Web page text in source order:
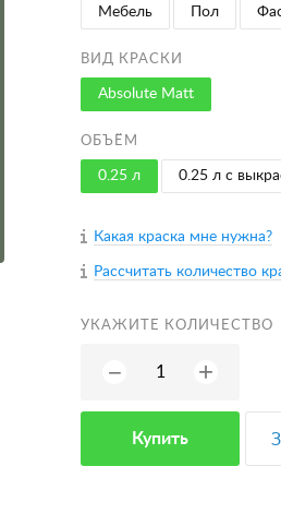
Мебель Пол
ВИД КРАСКИ
Absolute Matt
ОБЪЁМ
0.25 л 0.25 л с
Какая краска мне нужна?
Рассчитать количество
УКАЖИТЕ КОЛИЧЕСТВО
− +
Купить